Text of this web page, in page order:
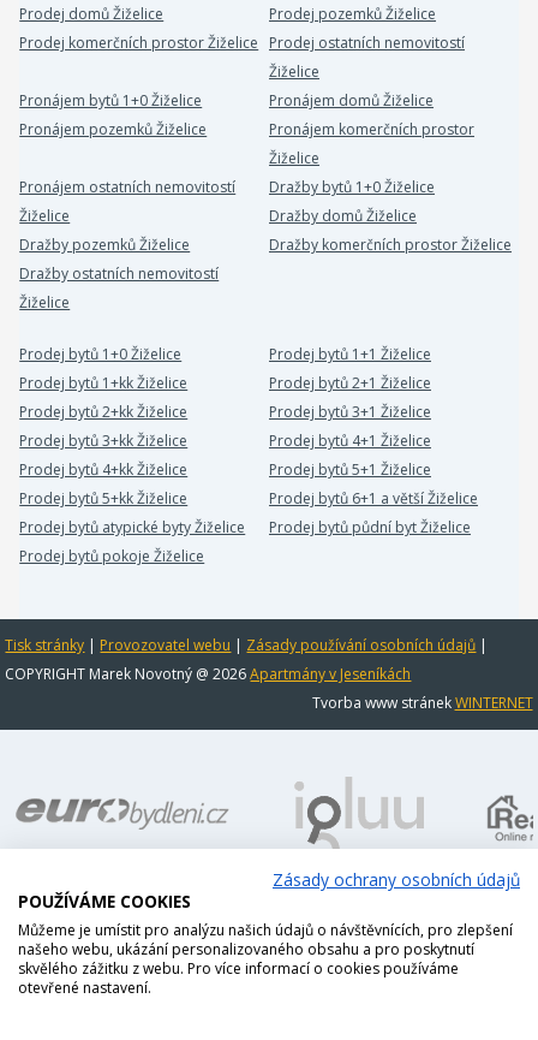
Prodej domů Žiželice
Prodej pozemků Žiželice
Prodej komerčních prostor Žiželice
Prodej ostatních nemovitostí
Žiželice
Pronájem bytů 1+0 Žiželice
Pronájem domů Žiželice
Pronájem pozemků Žiželice
Pronájem komerčních prostor
Žiželice
Pronájem ostatních nemovitostí
Žiželice
Dražby bytů 1+0 Žiželice
Dražby domů Žiželice
Dražby pozemků Žiželice
Dražby komerčních prostor Žiželice
Dražby ostatních nemovitostí
Žiželice
Prodej bytů 1+0 Žiželice
Prodej bytů 1+1 Žiželice
Prodej bytů 1+kk Žiželice
Prodej bytů 2+1 Žiželice
Prodej bytů 2+kk Žiželice
Prodej bytů 3+1 Žiželice
Prodej bytů 3+kk Žiželice
Prodej bytů 4+1 Žiželice
Prodej bytů 4+kk Žiželice
Prodej bytů 5+1 Žiželice
Prodej bytů 5+kk Žiželice
Prodej bytů 6+1 a větší Žiželice
Prodej bytů atypické byty Žiželice
Prodej bytů půdní byt Žiželice
Prodej bytů pokoje Žiželice
Tisk stránky | Provozovatel webu | Zásady používání osobních údajů |
COPYRIGHT Marek Novotný @ 2026Apartmány v Jeseníkách
Tvorba www stránekWINTERNET
Zásady ochrany osobních údajů
POUŽÍVÁME COOKIES
Můžeme je umístit pro analýzu našich údajů o návštěvnících, pro zlepšení
našeho webu, ukázání personalizovaného obsahu a pro poskytnutí
skvělého zážitku z webu. Pro více informací o cookies používáme
otevřené nastavení.